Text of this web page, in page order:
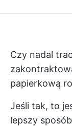
Czy nadal
papierkową
Jeśli tak, to
lepszy